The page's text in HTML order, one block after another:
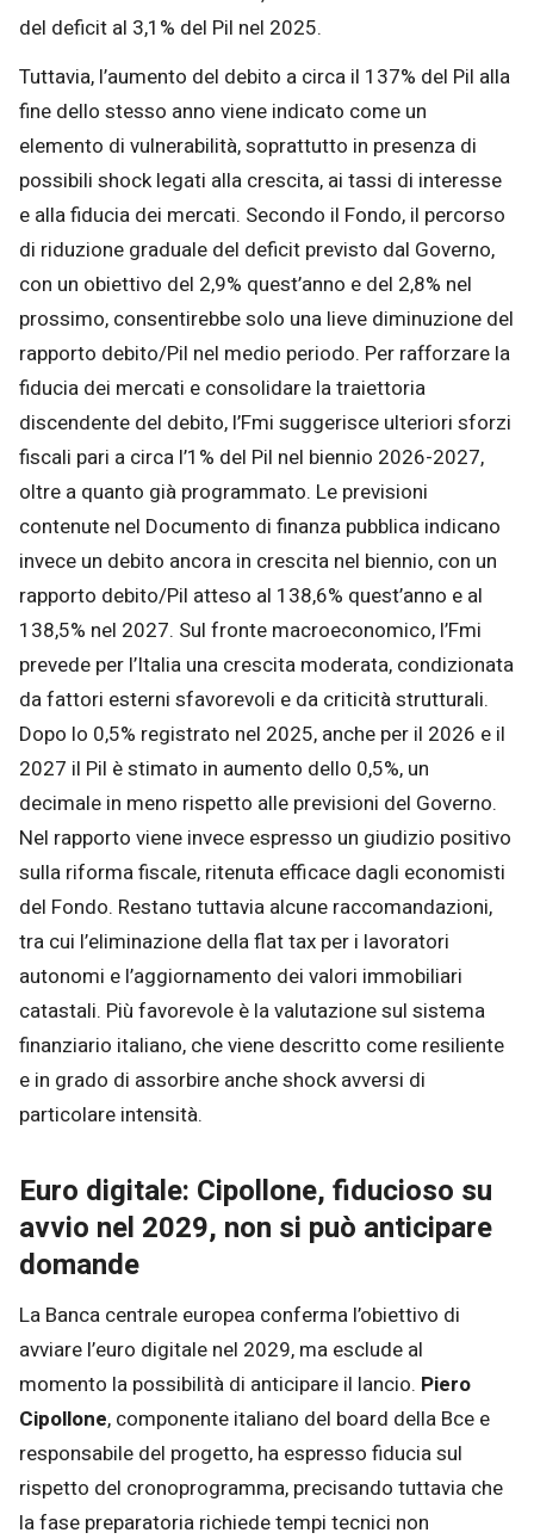
del deficit al 3,1% del Pil nel 2025.
Tuttavia, l’aumento del debito a circa il 137% del Pil alla
fine dello stesso anno viene indicato come un
elemento di vulnerabilità, soprattutto in presenza di
possibili shock legati alla crescita, ai tassi di interesse
e alla fiducia dei mercati. Secondo il Fondo, il percorso
di riduzione graduale del deficit previsto dal Governo,
con un obiettivo del 2,9% quest’anno e del 2,8% nel
prossimo, consentirebbe solo una lieve diminuzione del
rapporto debito/Pil nel medio periodo. Per rafforzare la
fiducia dei mercati e consolidare la traiettoria
discendente del debito, l’Fmi suggerisce ulteriori sforzi
fiscali pari a circa l’1% del Pil nel biennio 2026-2027,
oltre a quanto già programmato. Le previsioni
contenute nel Documento di finanza pubblica indicano
invece un debito ancora in crescita nel biennio, con un
rapporto debito/Pil atteso al 138,6% quest’anno e al
138,5% nel 2027. Sul fronte macroeconomico, l’Fmi
prevede per l’Italia una crescita moderata, condizionata
da fattori esterni sfavorevoli e da criticità strutturali.
Dopo lo 0,5% registrato nel 2025, anche per il 2026 e il
2027 il Pil è stimato in aumento dello 0,5%, un
decimale in meno rispetto alle previsioni del Governo.
Nel rapporto viene invece espresso un giudizio positivo
sulla riforma fiscale, ritenuta efficace dagli economisti
del Fondo. Restano tuttavia alcune raccomandazioni,
tra cui l’eliminazione della flat tax per i lavoratori
autonomi e l’aggiornamento dei valori immobiliari
catastali. Più favorevole è la valutazione sul sistema
finanziario italiano, che viene descritto come resiliente
e in grado di assorbire anche shock avversi di
particolare intensità.
Euro digitale: Cipollone, fiducioso su
avvio nel 2029, non si può anticipare
domande
La Banca centrale europea conferma l’obiettivo di
avviare l’euro digitale nel 2029, ma esclude al
momento la possibilità di anticipare il lancio. Piero
Cipollone, componente italiano del board della Bce e
responsabile del progetto, ha espresso fiducia sul
rispetto del cronoprogramma, precisando tuttavia che
la fase preparatoria richiede tempi tecnici non